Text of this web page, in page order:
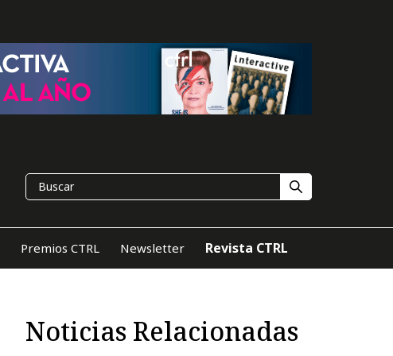
Premios CTRL Newsletter Revista CTRL
Noticias Relacionadas